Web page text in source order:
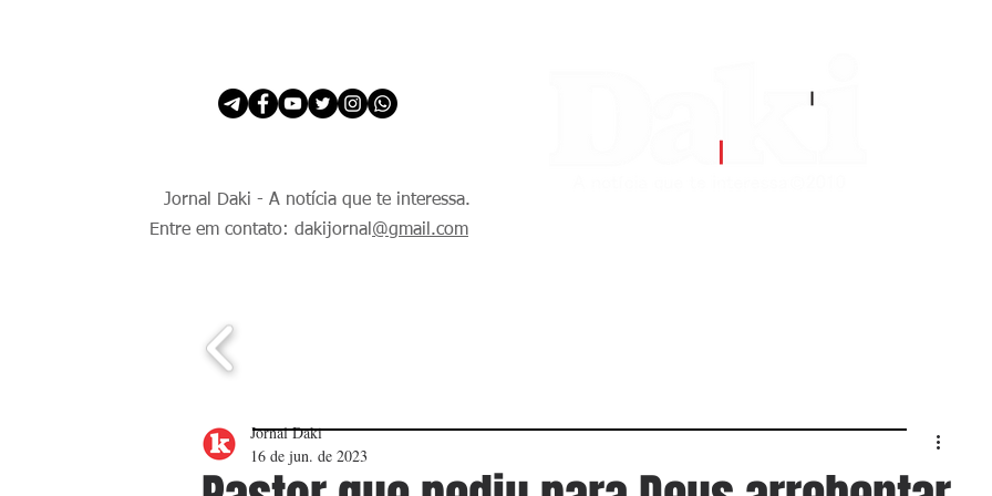
Jornal Daki - A notícia que te interessa.
Entre em contato: dakijornal @gmail.com
Jornal Daki
16 de jun. de 2023